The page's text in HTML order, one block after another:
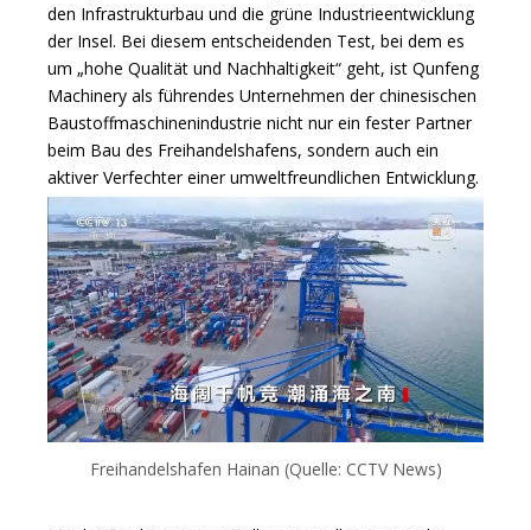
den Infrastrukturbau und die grüne Industrieentwicklung
der Insel. Bei diesem entscheidenden Test, bei dem es
um „hohe Qualität und Nachhaltigkeit“ geht, ist Qunfeng
Machinery als führendes Unternehmen der chinesischen
Baustoffmaschinenindustrie nicht nur ein fester Partner
beim Bau des Freihandelshafens, sondern auch ein
aktiver Verfechter einer umweltfreundlichen Entwicklung.
Freihandelshafen Hainan (Quelle: CCTV News)